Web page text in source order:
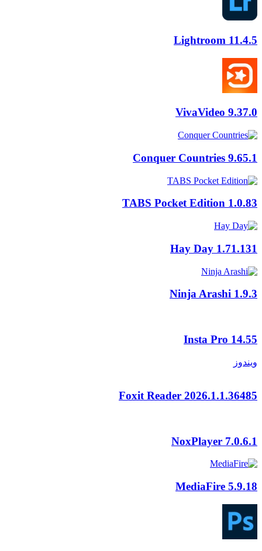
Lightroom 11.4.5
VivaVideo 9.37.0
Conquer Countries 9.65.1
TABS Pocket Edition 1.0.83
Hay Day 1.71.131
Ninja Arashi 1.9.3
Insta Pro 14.55
ويندوز
Foxit Reader 2026.1.1.36485
NoxPlayer 7.0.6.1
MediaFire 5.9.18